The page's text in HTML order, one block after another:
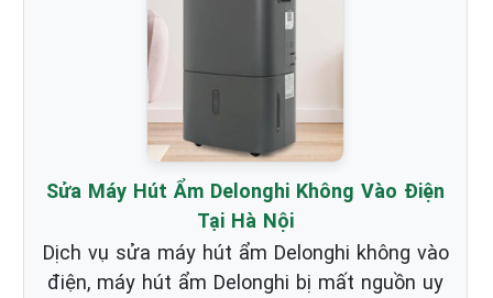
Sửa Máy Hút Ẩm Delonghi Không Vào Điện
Tại Hà Nội
Dịch vụ sửa máy hút ẩm Delonghi không vào
điện, máy hút ẩm Delonghi bị mất nguồn uy